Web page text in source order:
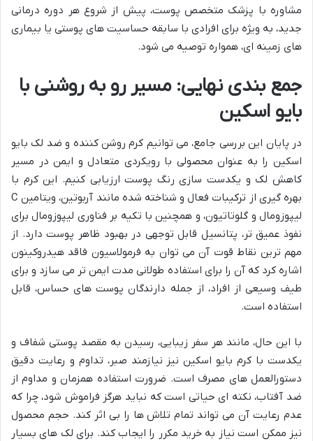
مشاوره با پزشک متخصص پوست، پیش از شروع هر دوره درمانی
جدید، به ویژه برای افرادی با سابقه حساسیت های پوستی یا بیماری
های زمینه ای، همواره توصیه می شود.
جمع بندی نهایی: مسیر رو به روشنی با
بایو اسکین
در پایان این بررسی جامع، می توانیم کرم روشن کننده و ضد لک بایو
اسکین را به عنوان محصولی با رویکردی متعادل و ایمن در مسیر
کاهش لک و یکدست سازی رنگ پوست ارزیابی کنیم. این کرم با
بهره گیری از ترکیبات فعال و شناخته شده مانند آربوتین، ویتامین C
لیپوزومال و گلوتاتیون، و همچنین با تکیه بر فناوری لیپوزومال برای
نفوذ عمیق تر، پتانسیل قابل توجهی در بهبود ظاهر پوست دارد. از
مهم ترین نقاط قوت آن می توان به فرمولاسیون فاقد هیدروکینون
اشاره کرد که آن را برای استفاده طولانی مدت ایمن تر می سازد و برای
طیف وسیعی از افراد، از جمله دارندگان پوست های حساس، قابل
استفاده است.
با این حال، مانند هر سفر زیبایی، رسیدن به مقصد پوستی شفاف و
یکدست با کرم بایو اسکین نیز نیازمند صبر، تداوم و رعایت دقیق
دستورالعمل های مصرف است. ضرورت استفاده همزمان و مداوم از
ضد آفتاب، نکته ای حیاتی است که نباید هرگز فراموش شود، چرا که
عدم رعایت آن می تواند تمام تلاش ها را بی اثر کند. حجم محصول
نیز ممکن است نیاز به خرید مکرر را ایجاب کند. برای لک های بسیار